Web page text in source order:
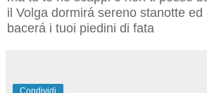
il Volga dormirá sereno stanotte
bacerá i tuoi piedini di fata